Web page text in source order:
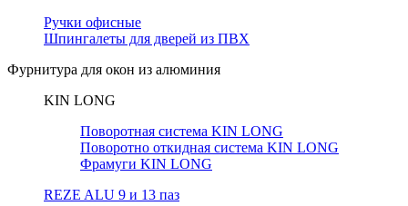
Ручки офисные
Шпингалеты для дверей из ПВХ
Фурнитура для окон из алюминия
KIN LONG
Поворотная система KIN LONG
Поворотно откидная система KIN LONG
Фрамуги KIN LONG
REZE ALU 9 и 13 паз